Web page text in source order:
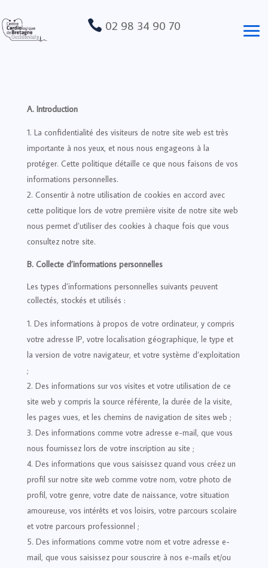
 02 98 34 90 70
A. Introduction
La confidentialité des visiteurs de notre site web est très
importante à nos yeux, et nous nous engageons à la
protéger. Cette politique détaille ce que nous faisons de vos
informations personnelles.
Consentir à notre utilisation de cookies en accord avec
cette politique lors de votre première visite de notre site web
nous permet d’utiliser des cookies à chaque fois que vous
consultez notre site.
B. Collecte d’informations personnelles
Les types d’informations personnelles suivants peuvent
collectés, stockés et utilisés :
Des informations à propos de votre ordinateur, y compris
votre adresse IP, votre localisation géographique, le type et
la version de votre navigateur, et votre système d’exploitation
;
Des informations sur vos visites et votre utilisation de ce
site web y compris la source référente, la durée de la visite,
les pages vues, et les chemins de navigation de sites web ;
Des informations comme votre adresse e-mail, que vous
nous fournissez lors de votre inscription au site ;
Des informations que vous saisissez quand vous créez un
profil sur notre site web comme votre nom, votre photo de
profil, votre genre, votre date de naissance, votre situation
amoureuse, vos intérêts et vos loisirs, votre parcours scolaire
et votre parcours professionnel ;
Des informations comme votre nom et votre adresse e-
mail, que vous saisissez pour souscrire à nos e-mails et/ou